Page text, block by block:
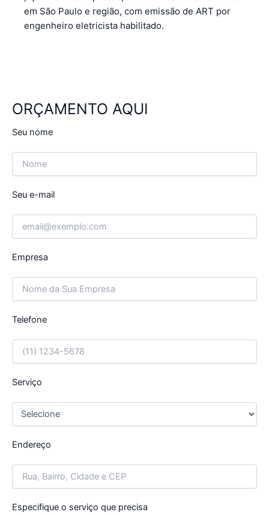
em São Paulo e região, com emissão de ART por
engenheiro eletricista habilitado.
ORÇAMENTO AQUI
Seu nome
Seu e-mail
Empresa
Telefone
Serviço
Endereço
Especifique o serviço que precisa